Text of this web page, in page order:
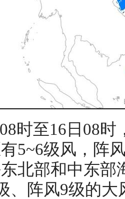
时至16日08
5~6级风，阵
北部和中东部
、阵风9级的